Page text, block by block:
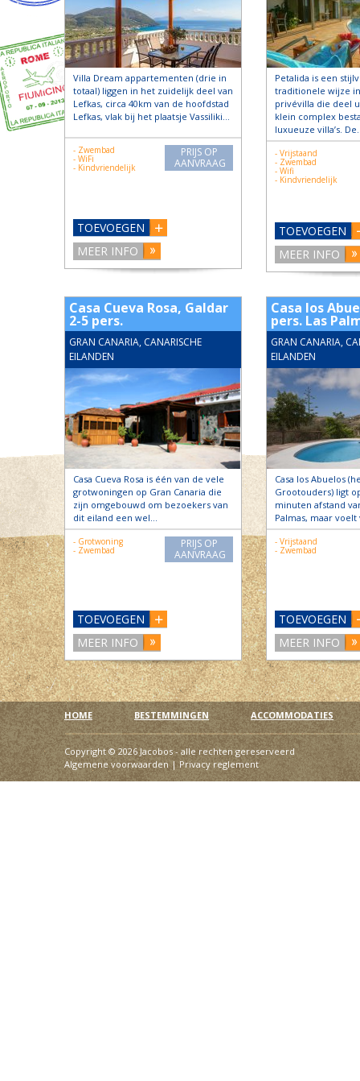
Villa Dream appartementen (drie in
totaal) liggen in het zuidelijk deel van
Lefkas, circa 40km van de hoofdstad
Lefkas, vlak bij het plaatsje Vassiliki…
- Zwembad
- WiFi
- Kindvriendelijk
PRIJS OP
AANVRAAG
TOEVOEGEN
MEER INFO
Petalida is een
traditionele wijze
privévilla die deel
klein complex
luxueuze villa’s.
- Vrijstaand
- Zwembad
- Wifi
- Kindvriendelijk
TOEVOEGEN
MEER INFO
Casa Cueva Rosa, Galdar
2-5 pers.
GRAN CANARIA, CANARISCHE
EILANDEN
Casa Cueva Rosa is één van de vele
grotwoningen op Gran Canaria die
zijn omgebouwd om bezoekers van
dit eiland een wel…
- Grotwoning
- Zwembad
PRIJS OP
AANVRAAG
TOEVOEGEN
MEER INFO
Casa los
pers. Las
GRAN CANARIA,
EILANDEN
Casa los Abuelos
Grootouders) ligt
minuten afstand
Palmas, maar
- Vrijstaand
- Zwembad
TOEVOEGEN
MEER INFO
HOME BESTEMMINGEN ACCOMMODATIES
Copyright © 2026 Jacobos - alle rechten gereserveerd
Algemene voorwaarden|Privacy reglement